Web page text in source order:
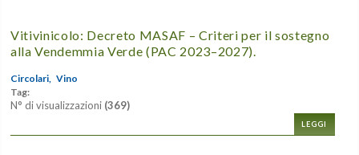
Vitivinicolo: Decreto MASAF – Criteri per il sostegno
alla Vendemmia Verde (PAC 2023–2027).
Circolari,
Vino
Tag:
N° di visualizzazioni (369)
LEGGI